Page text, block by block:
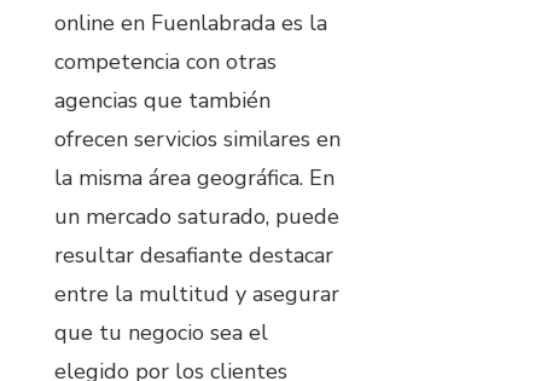
online en Fuenlabrada es la
competencia con otras
agencias que también
ofrecen servicios similares en
la misma área geográfica. En
un mercado saturado, puede
resultar desafiante destacar
entre la multitud y asegurar
que tu negocio sea el
elegido por los clientes